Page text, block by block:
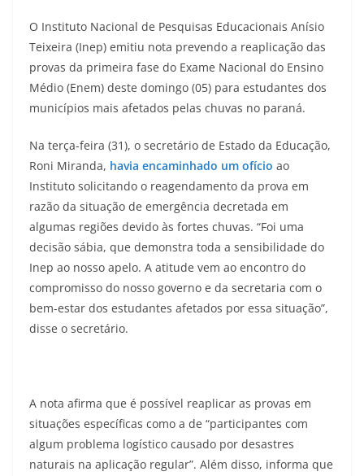
O Instituto Nacional de Pesquisas Educacionais Anísio
Teixeira (Inep) emitiu nota prevendo a reaplicação das
provas da primeira fase do Exame Nacional do Ensino
Médio (Enem) deste domingo (05) para estudantes dos
municípios mais afetados pelas chuvas no paraná.
Na terça-feira (31), o secretário de Estado da Educação,
Roni Miranda, havia encaminhado um ofício ao
Instituto solicitando o reagendamento da prova em
razão da situação de emergência decretada em
algumas regiões devido às fortes chuvas. “Foi uma
decisão sábia, que demonstra toda a sensibilidade do
Inep ao nosso apelo. A atitude vem ao encontro do
compromisso do nosso governo e da secretaria com o
bem-estar dos estudantes afetados por essa situação”,
disse o secretário.
A nota afirma que é possível reaplicar as provas em
situações específicas como a de “participantes com
algum problema logístico causado por desastres
naturais na aplicação regular”. Além disso, informa que